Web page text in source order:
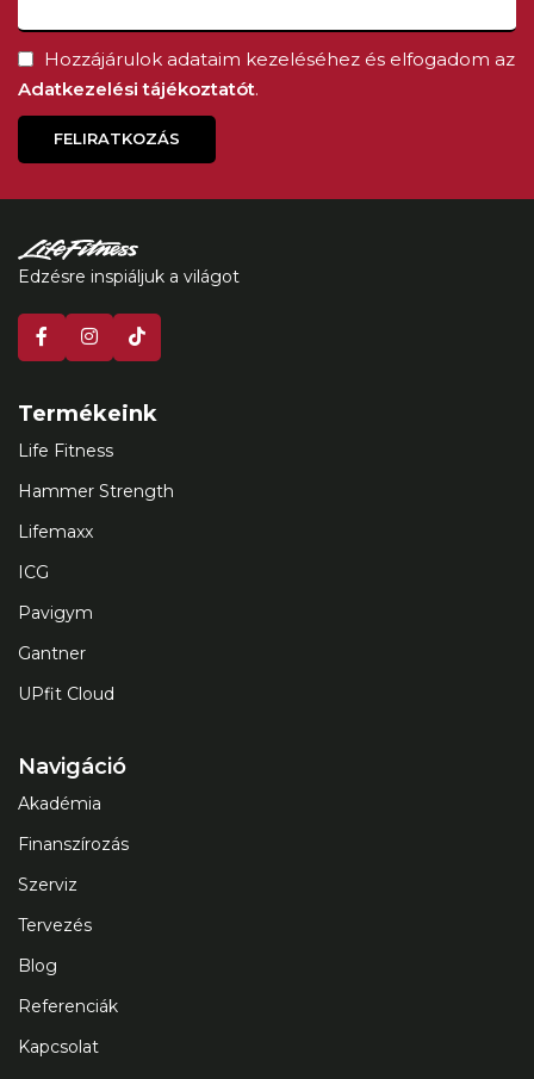
Hozzájárulok adataim kezeléséhez és elfogadom az
Adatkezelési tájékoztatót.
FELIRATKOZÁS
Edzésre inspiáljuk a világot
Termékeink
Life Fitness
Hammer Strength
Lifemaxx
ICG
Pavigym
Gantner
UPfit Cloud
Navigáció
Akadémia
Finanszírozás
Szerviz
Tervezés
Blog
Referenciák
Kapcsolat